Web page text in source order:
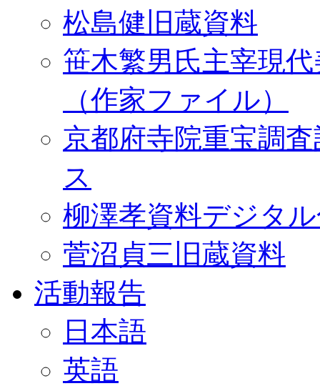
松島健旧蔵資料
笹木繁男氏主宰現
（作家ファイル）
京都府寺院重宝調
ス
柳澤孝資料デジタ
菅沼貞三旧蔵資料
活動報告
日本語
英語